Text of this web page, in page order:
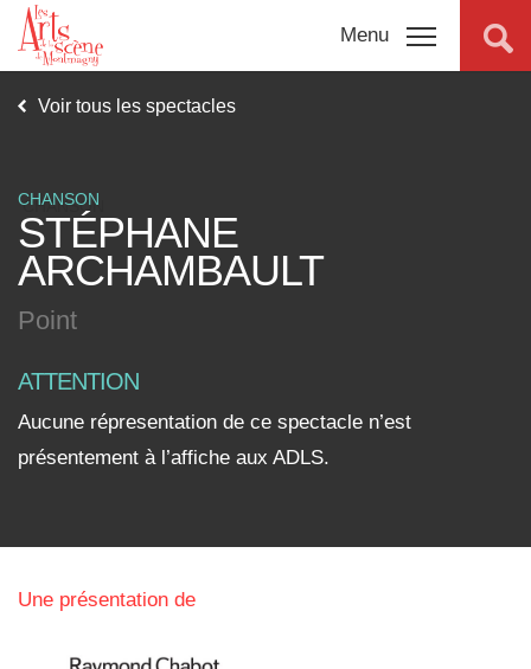
Menu
Voir tous les spectacles
CHANSON
STÉPHANE
ARCHAMBAULT
Point
ATTENTION
Aucune répresentation de ce spectacle n’est
présentement à l’affiche aux ADLS.
Une présentation de